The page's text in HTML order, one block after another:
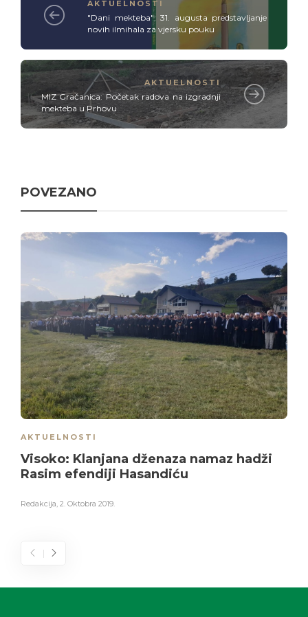
AKTUELNOSTI
"Dani mekteba": 31. augusta predstavljanje
novih ilmihala za vjersku pouku
AKTUELNOSTI
MIZ Gračanica: Početak radova na izgradnji
mekteba u Prhovu
POVEZANO
AKTUELNOSTI
Visoko: Klanjana dženaza namaz hadži
Rasim efendiji Hasandiću
Redakcija 2. Oktobra 2019.